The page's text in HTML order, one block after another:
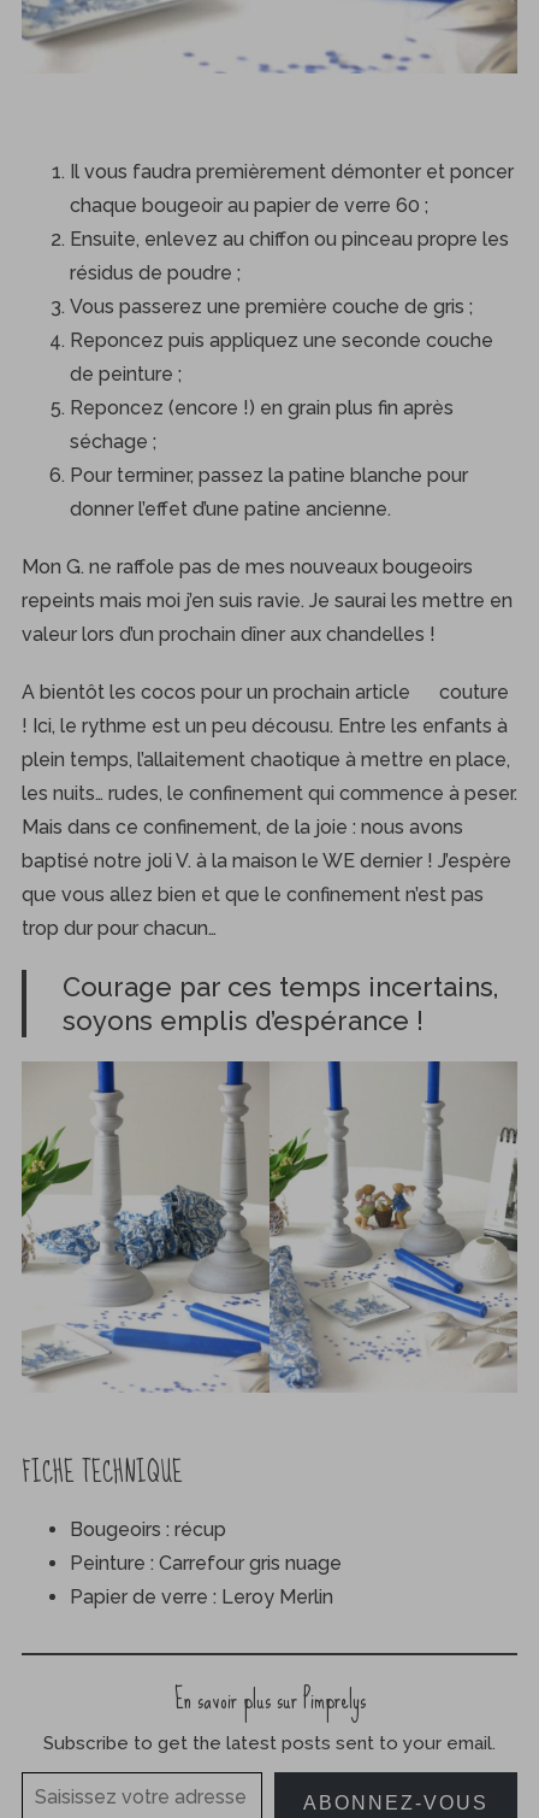
Il vous faudra premièrement démonter et poncer
chaque bougeoir au papier de verre 60 ;
Ensuite, enlevez au chiffon ou pinceau propre les
résidus de poudre ;
Vous passerez une première couche de gris ;
Reponcez puis appliquez une seconde couche
de peinture ;
Reponcez (encore !) en grain plus fin après
séchage ;
Pour terminer, passez la patine blanche pour
donner l’effet d’une patine ancienne.
Mon G. ne raffole pas de mes nouveaux bougeoirs
repeints mais moi j’en suis ravie. Je saurai les mettre en
valeur lors d’un prochain dîner aux chandelles !
A bientôt les cocos pour un prochain article couture
! Ici, le rythme est un peu décousu. Entre les enfants à
plein temps, l’allaitement chaotique à mettre en place,
les nuits… rudes, le confinement qui commence à peser.
Mais dans ce confinement, de la joie : nous avons
baptisé notre joli V. à la maison le WE dernier ! J’espère
que vous allez bien et que le confinement n’est pas
trop dur pour chacun…
Courage par ces temps incertains,
soyons emplis d’espérance !
FICHE TECHNIQUE
Bougeoirs : récup
Peinture : Carrefour gris nuage
Papier de verre : Leroy Merlin
En savoir plus sur Pimprelys
Subscribe to get the latest posts sent to your email.
Saisissez votre adresse e-mail…
ABONNEZ-VOUS
S
e
c
h